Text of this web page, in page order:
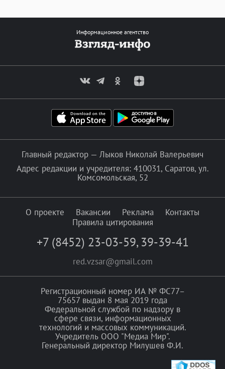
Информационное агентство
Главный редактор — Лыков Николай Валерьевич
Адрес редакции и учредителя: 410031, Саратов, ул.
Комсомольская, 52
О проекте Вакансии Реклама
Контакты
Правила цитирования
+7 (8452) 23-03-59, 39-39-41
red.vzsar@gmail.com
Регистрационный номер ИА № ФС77–
75657 выдан 8 мая 2019 года
Федеральной службой по надзору в
сфере связи, информационных
технологий и массовых коммуникаций.
Учредитель ООО "Медиа Мир".
Генеральный директор Милушев Ф.И.